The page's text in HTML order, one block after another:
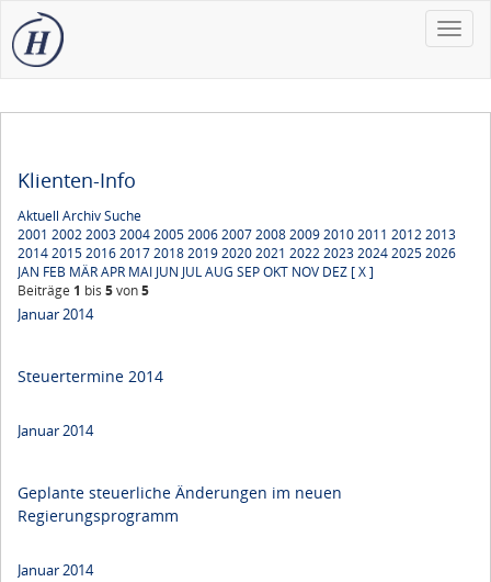
Toggle
Klienten-Info
Aktuell ArchivSuche
2001 2002200320042005200620072008200920102011 20122013
20142015201620172018201920202021 20222023202420252026
JAN FEB MÄRAPR MAI JUN JULAUG SEPOKT NOV DEZ [ X ]
Beiträge 1 bis 5von5
Januar 2014
Steuertermine 2014
Januar 2014
Geplante steuerliche Änderungen im neuen
Regierungsprogramm
Januar 2014